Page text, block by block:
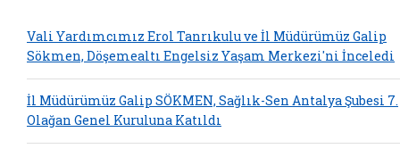
Vali Yardımcımız Erol Tanrıkulu ve İl Müdürümüz Galip
Sökmen, Döşemealtı Engelsiz Yaşam Merkezi'ni İnceledi
İl Müdürümüz Galip SÖKMEN, Sağlık-Sen Antalya Şubesi 7.
Olağan Genel Kuruluna Katıldı